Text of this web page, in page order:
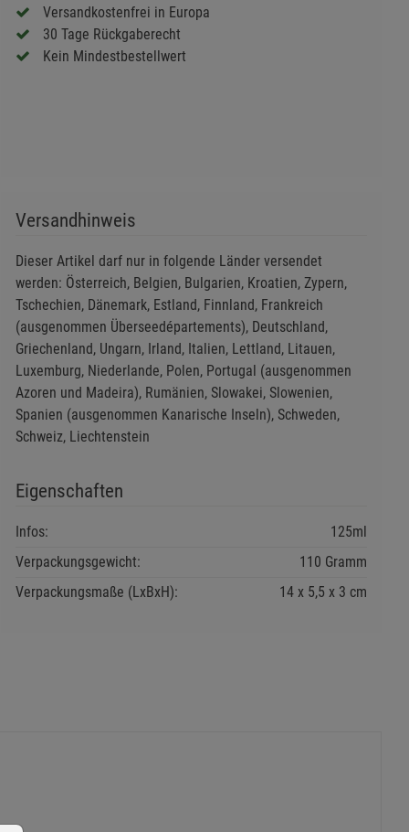
Versandkostenfrei in Europa
30 Tage Rückgaberecht
Kein Mindestbestellwert
Versandhinweis
Dieser Artikel darf nur in folgende Länder versendet
werden: Österreich, Belgien, Bulgarien, Kroatien, Zypern,
Tschechien, Dänemark, Estland, Finnland, Frankreich
(ausgenommen Überseedépartements), Deutschland,
Griechenland, Ungarn, Irland, Italien, Lettland, Litauen,
Luxemburg, Niederlande, Polen, Portugal (ausgenommen
Azoren und Madeira), Rumänien, Slowakei, Slowenien,
Spanien (ausgenommen Kanarische Inseln), Schweden,
Schweiz, Liechtenstein
Eigenschaften
Infos:
125ml
Verpackungsgewicht:
110 Gramm
Verpackungsmaße (LxBxH):
14 5,5 3 cm